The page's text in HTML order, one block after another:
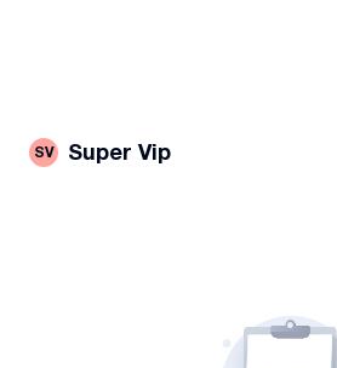
SV Super Vip